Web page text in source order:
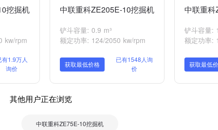
挖掘机
kw/rpm
有1.9万人
询价
中联重科ZE205E-10挖掘机
铲斗容量: 0.9 m³
额定功率: 124/2050 kw/rpm
获取最低价格
已有1548人询
价
中联重
铲斗容量:
额定功率:
获取最低
其他用户正在浏览
中联重科ZE75E-10挖掘机